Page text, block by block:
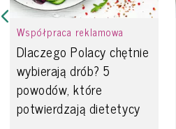
Współpraca reklamowa
Dlaczego Polacy chętnie
wybierają drób? 5
powodów, które
potwierdzają dietetycy